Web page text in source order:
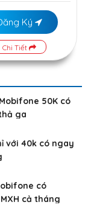
Ký
Chi Tiết
50K có
ga
với 40k có ngay
có
cả tháng